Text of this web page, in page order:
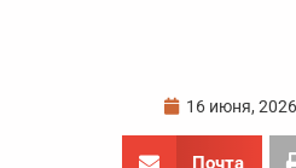
16 июня, 2026
Почта